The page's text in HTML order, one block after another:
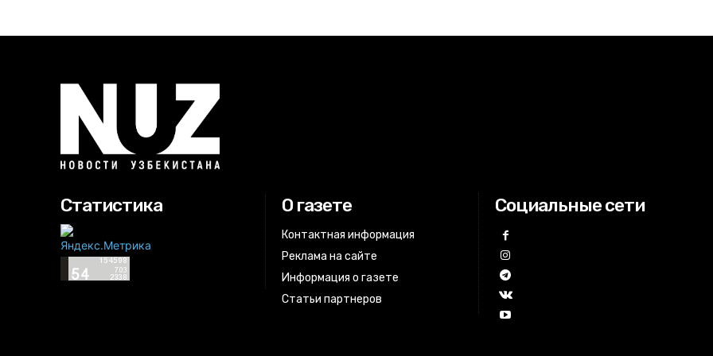
Статистика О газете
Контактная информация
Реклама на сайте
Информация о газете
Статьи партнеров
Социальные сети